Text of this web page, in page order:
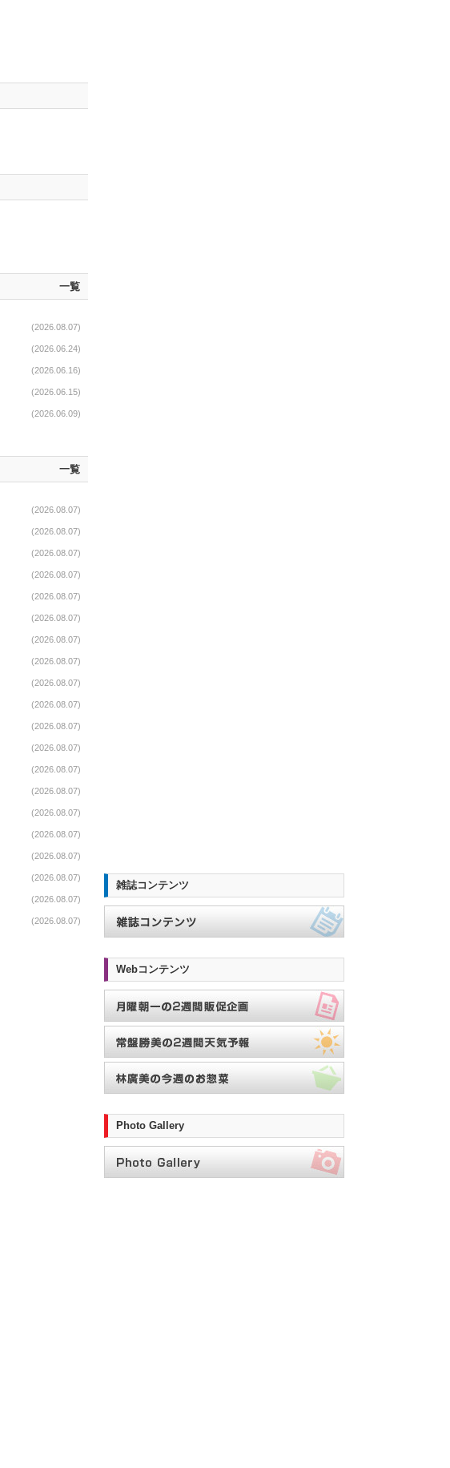
一覧
(2026.08.07)
(2026.06.24)
(2026.06.16)
(2026.06.15)
(2026.06.09)
一覧
(2026.08.07)
(2026.08.07)
(2026.08.07)
(2026.08.07)
(2026.08.07)
(2026.08.07)
(2026.08.07)
(2026.08.07)
(2026.08.07)
(2026.08.07)
(2026.08.07)
(2026.08.07)
(2026.08.07)
(2026.08.07)
(2026.08.07)
(2026.08.07)
(2026.08.07)
(2026.08.07)
(2026.08.07)
(2026.08.07)
雑誌コンテンツ
Webコンテンツ
Photo Gallery